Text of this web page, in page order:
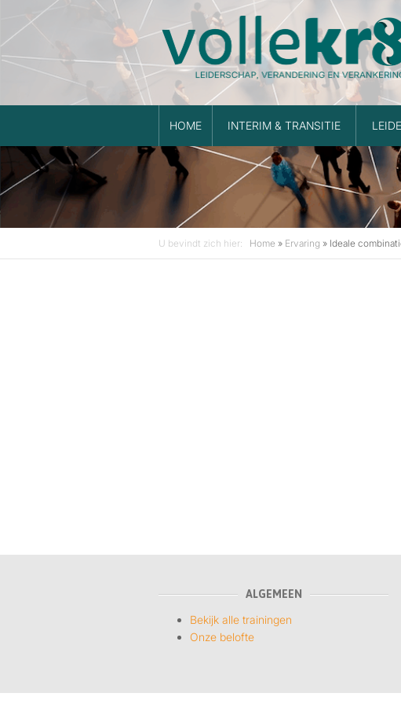
HOME INTERIM & TRANSITIE
U bevindt zich hier: Home » Ervaring » Ideale
ALGEMEEN
Bekijk alle trainingen
Onze belofte